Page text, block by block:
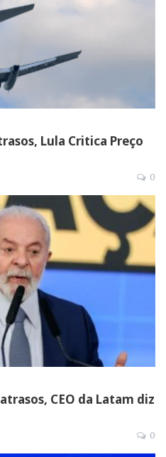
Lula Critica Preço
0
CEO da Latam diz
0